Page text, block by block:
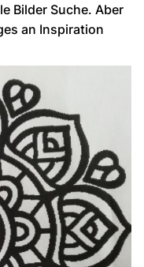
Bilder Suche. Aber
an Inspiration